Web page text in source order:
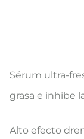
Sérum ultra-
grasa e inhibe
Alto efecto